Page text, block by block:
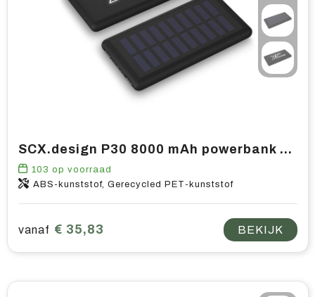
SCX.design P30 8000 mAh powerbank solar met oplichtend logo
103 op voorraad
ABS-kunststof, Gerecycled PET-kunststof
vanaf € 35,83 BEKIJK